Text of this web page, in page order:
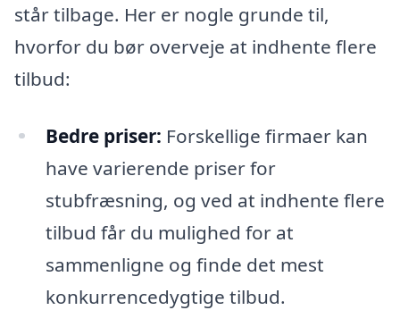
står tilbage. Her er nogle grunde til,
hvorfor du bør overveje at indhente flere
tilbud:
Bedre priser: Forskellige firmaer kan
have varierende priser for
stubfræsning, og ved at indhente flere
tilbud får du mulighed for at
sammenligne og finde det mest
konkurrencedygtige tilbud.